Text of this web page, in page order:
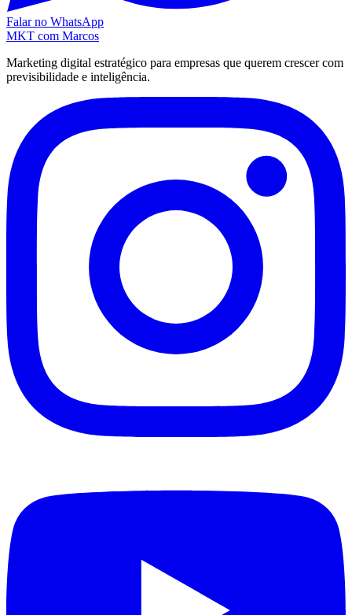
Falar no WhatsApp
MKT com Marcos
Marketing digital estratégico para empresas que querem crescer com
previsibilidade e inteligência.